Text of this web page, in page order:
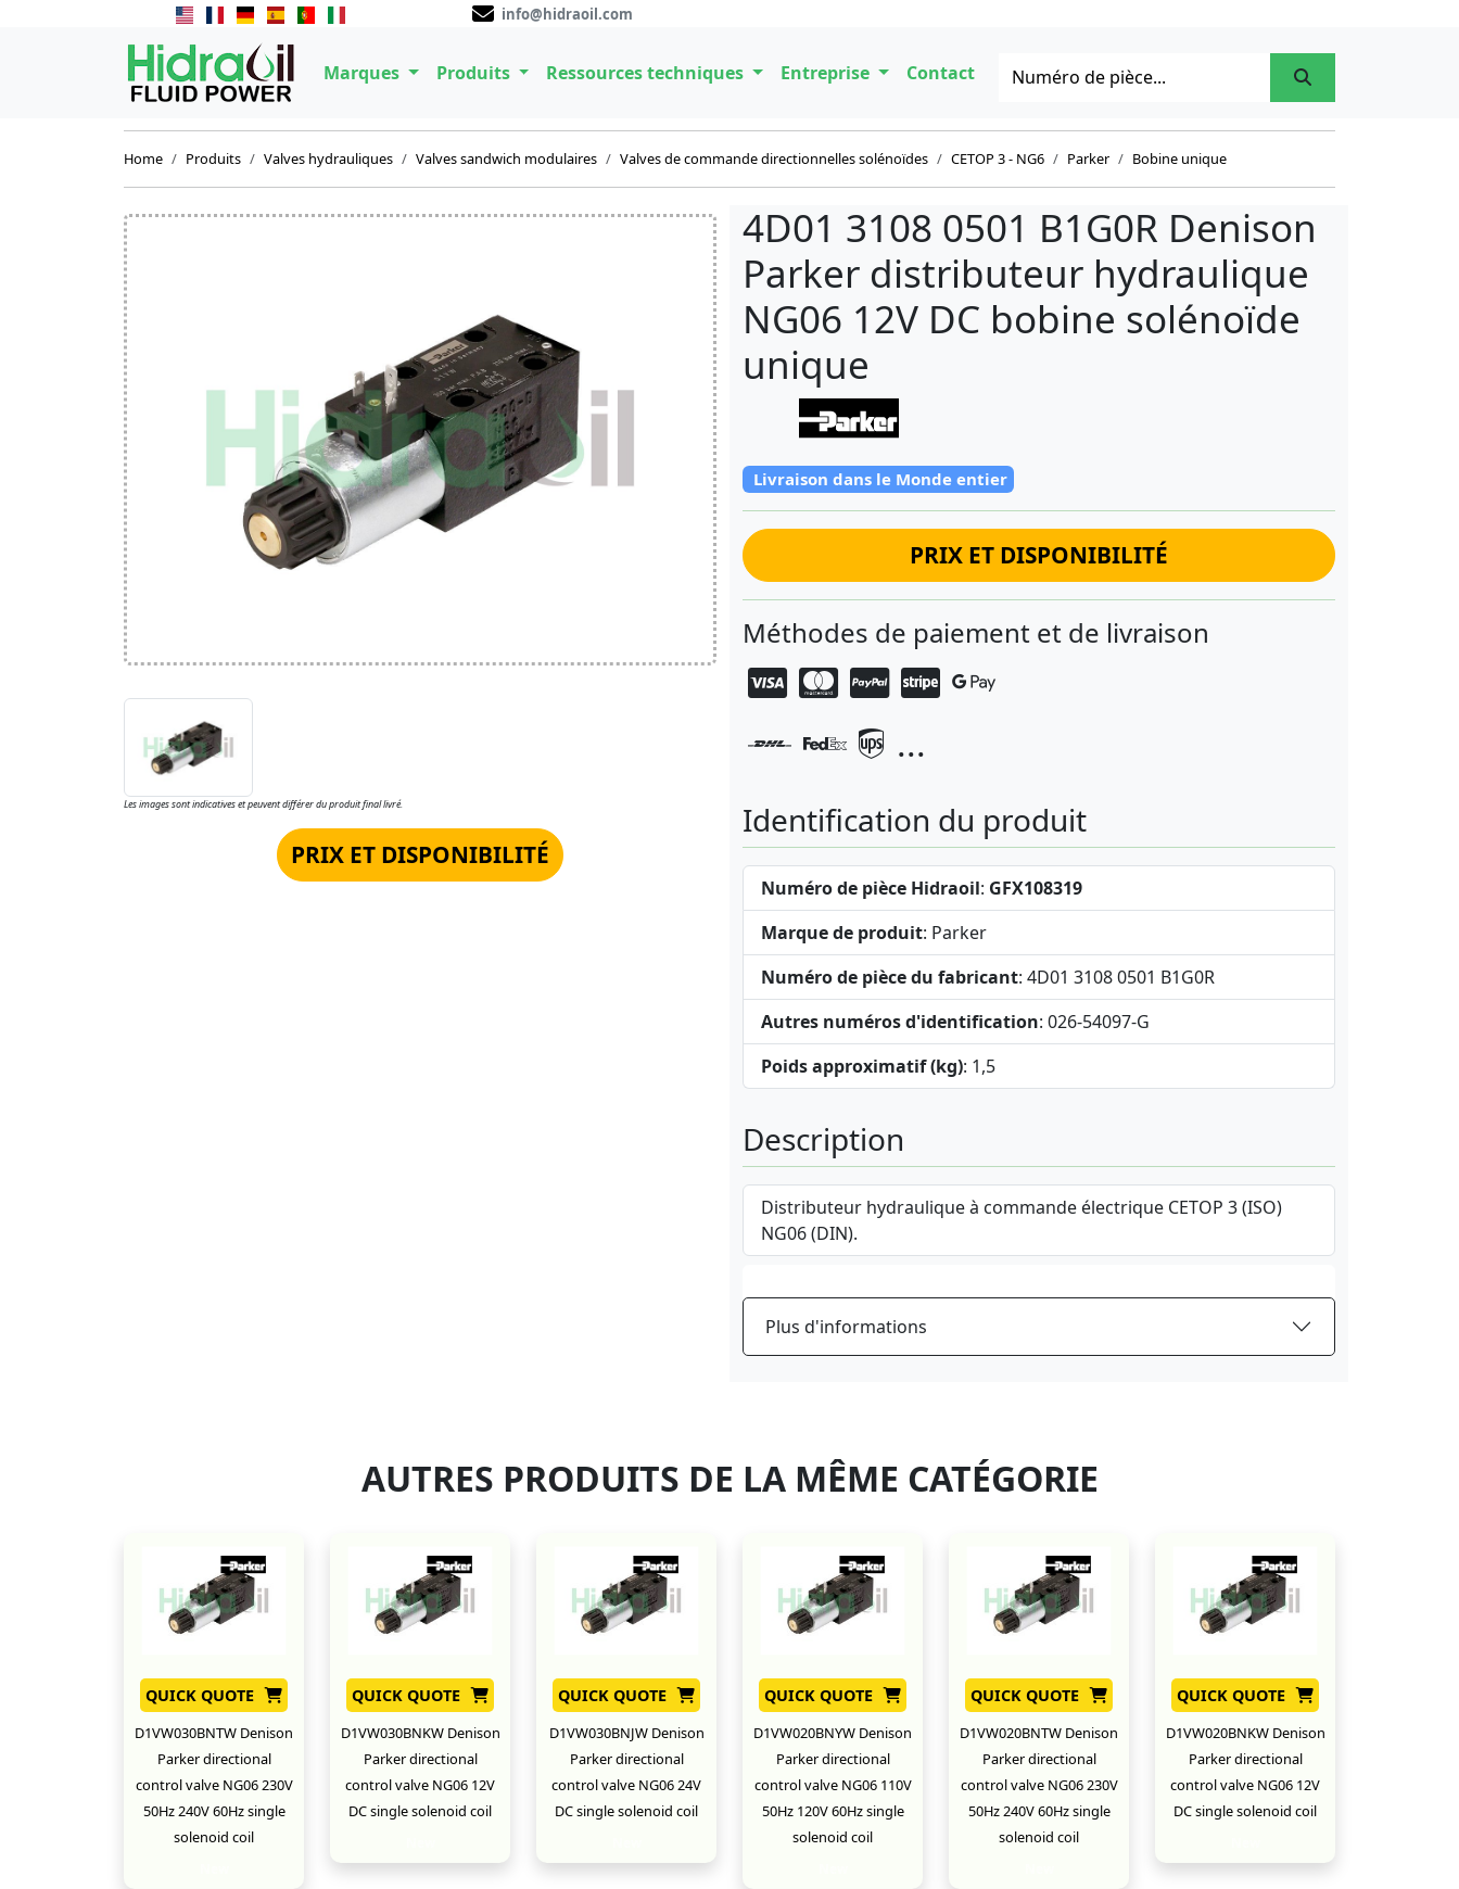
info@hidraoil.com
Marques Produits Ressources techniques Entreprise Contact
Home Produits Valves hydrauliques Valves sandwich modulaires Valves de commande directionnelles solénoïdes CETOP 3 - NG6 Parker Bobine unique
Les images sont indicatives et peuvent différer du produit final livré.
PRIX ET DISPONIBILITÉ
4D01 3108 0501 B1G0R Denison
Parker distributeur hydraulique
NG06 12V DC bobine solénoïde
unique
Livraison dans le Monde entier
PRIX ET DISPONIBILITÉ
Méthodes de paiement et de livraison
...
Identification du produit
Numéro de pièce Hidraoil: GFX108319
Marque de produit: Parker
Numéro de pièce du fabricant: 4D01 3108 0501 B1G0R
Autres numéros d'identification: 026-54097-G
Poids approximatif (kg): 1,5
Description
Distributeur hydraulique à commande électrique CETOP 3 (ISO)
NG06 (DIN).
Plus d'informations
AUTRES PRODUITS DE LA MÊME CATÉGORIE
QUICK QUOTE
D1VW030BNTW Denison
Parker directional
control valve NG06 230V
50Hz 240V 60Hz single
solenoid coil
QUICK QUOTE
D1VW030BNKW Denison
Parker directional
control valve NG06 12V
DC single solenoid coil
QUICK QUOTE
D1VW030BNJW Denison
Parker directional
control valve NG06 24V
DC single solenoid coil
QUICK QUOTE
D1VW020BNYW Denison
Parker directional
control valve NG06 110V
50Hz 120V 60Hz single
solenoid coil
QUICK QUOTE
D1VW020BNTW Denison
Parker directional
control valve NG06 230V
50Hz 240V 60Hz single
solenoid coil
QUICK QUOTE
D1VW020BNKW Denison
Parker directional
control valve NG06 12V
DC single solenoid coil